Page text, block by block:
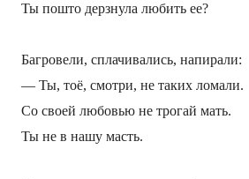
Ты пошто дерзнула любить ее?
Багровели, сплачивались, напирали:
— Ты, тоё, смотри, не таких ломали.
Со своей любовью не трогай мать.
Ты не в нашу масть.